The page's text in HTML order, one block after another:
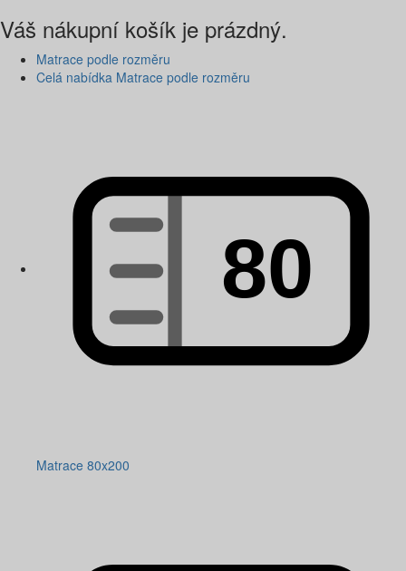
Váš nákupní košík je prázdný.
Matrace podle rozměru
Celá nabídka Matrace podle rozměru
Matrace 80x200